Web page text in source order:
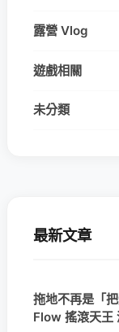
露營 Vlog
遊戲相關
未分類
最新文章
拖地不再是「
Flow 搖滾天王